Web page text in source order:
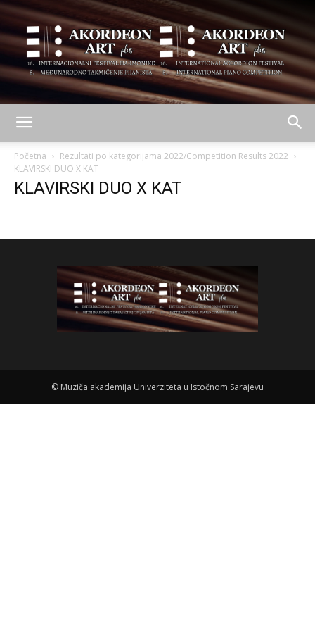
ART
Početna
Rezultati po kategorijama 2022/Competition Results 2022
KLAVIRSKI DUO X KAT
KLAVIRSKI DUO X KAT
© Muziča akademija Univerziteta u Istočnom Sarajevu